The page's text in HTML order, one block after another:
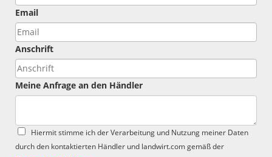
Email
Anschrift
Meine Anfrage an den Händler
Hiermit stimme ich der Verarbeitung und Nutzung meiner Daten
durch den kontaktierten Händler und landwirt.com gemäß der